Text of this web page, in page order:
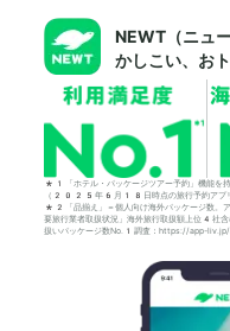
NEWT（ニュー
かしこい、お
*1「ホテル・パッケージツアー予約」機能を持
（2025年6月18日時点の旅行予約アプリ
*2「品揃え」＝個人向け海外パッケージ
要旅行業者取扱状況」海外旅行取扱額上位4社
扱いパッケージ数No.1調査：https://